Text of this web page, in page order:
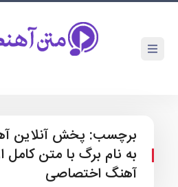
برچسب: پخش آنلاین
به نام برگ با متن
آهنگ اختصاصی